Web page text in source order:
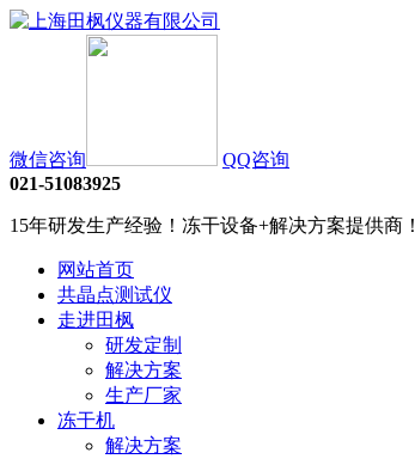
微信咨询
QQ咨询
021-51083925
15年研发生产经验！冻干设备+解决方案提供商！
网站首页
共晶点测试仪
走进田枫
研发定制
解决方案
生产厂家
冻干机
解决方案